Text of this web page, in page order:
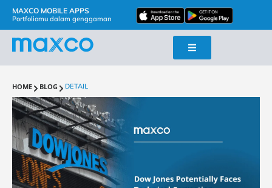
MAXCO MOBILE APPS
Portfoliomu dalam genggaman
HOME BLOG DETAIL